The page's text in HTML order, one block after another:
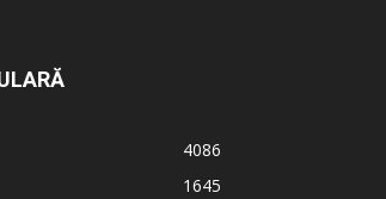
4086
1645